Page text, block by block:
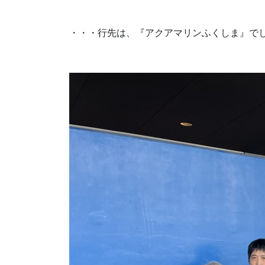
・・・行先は、『アクアマリンふくしま』